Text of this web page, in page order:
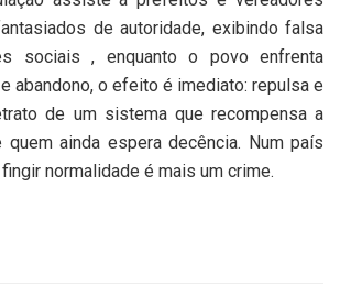
de autoridade, exibindo falsa
sociais , enquanto o povo enfrenta
abandono, o efeito é imediato: repulsa e
de um sistema que recompensa a
quem ainda espera decência. Num país
normalidade é mais um crime.